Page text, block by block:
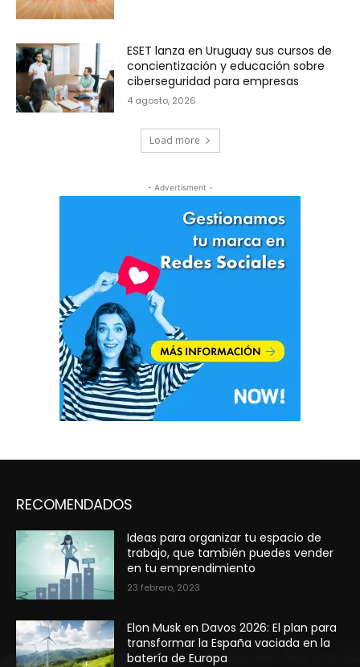
ESET lanza en Uruguay sus cursos de
concientización y educación sobre
ciberseguridad para empresas
4 agosto, 2026
Load more
- Advertisment -
RECOMENDADOS
Ideas para organizar tu espacio de
trabajo, que también puedes vender
en tu emprendimiento
23 febrero, 2023
Elon Musk en Davos 2026: El plan para
transformar la España vaciada en la
batería de Europa